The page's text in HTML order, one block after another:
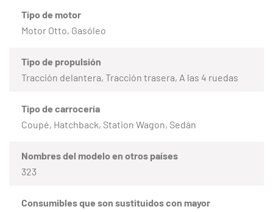
Tipo de motor
Motor Otto, Gasóleo
Tipo de propulsión
Tracción delantera, Tracción trasera, A las 4 ruedas
Tipo de carrocería
Coupé, Hatchback, Station Wagon, Sedán
Nombres del modelo en otros países
323
Consumibles que son sustituidos con mayor